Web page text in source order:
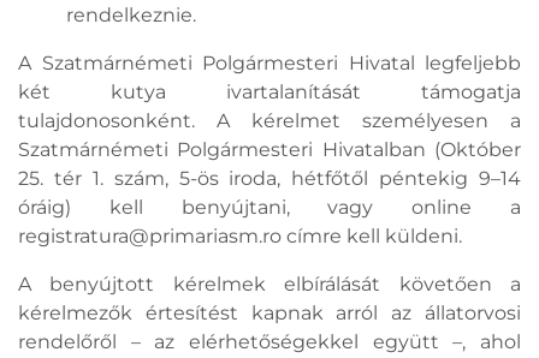
rendelkeznie.
A Szatmárnémeti Polgármesteri Hivatal legfeljebb
két kutya ivartalanítását támogatja
tulajdonosonként. A kérelmet személyesen a
Szatmárnémeti Polgármesteri Hivatalban (Október
25. tér 1. szám, 5-ös iroda, hétfőtől péntekig 9–14
óráig) kell benyújtani, vagy online a
registratura@primariasm.ro címre kell küldeni.
A benyújtott kérelmek elbírálását követően a
kérelmezők értesítést kapnak arról az állatorvosi
rendelőről – az elérhetőségekkel együtt –, ahol